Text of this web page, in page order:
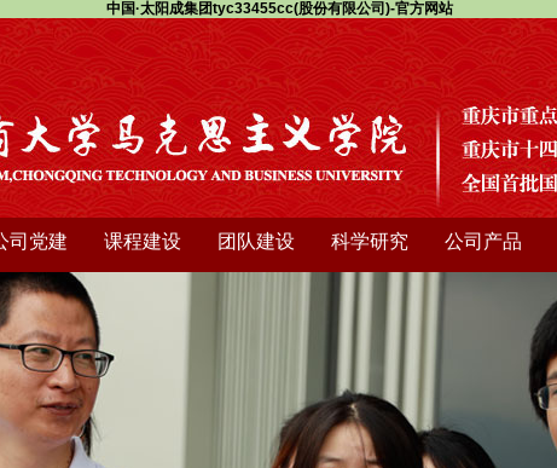
中国·太阳成集团tyc33455cc(股份有限公司)-官方网站
司党建 课程建设 团队建设 科学研究 公司产品